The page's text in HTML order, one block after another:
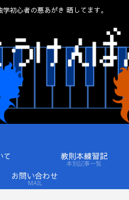
初心者の悪あがき 晒してます。
て 教則本練習記
本別記事一覧
お問い合わせ
MAIL